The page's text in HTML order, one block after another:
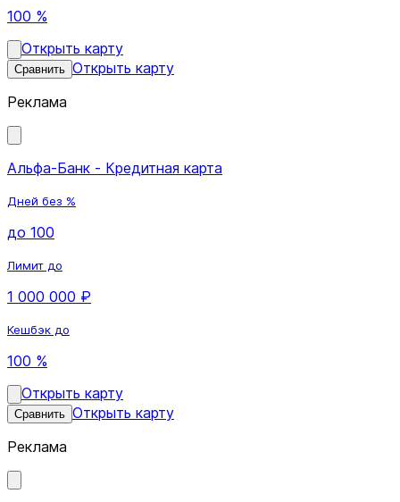
100 %
Открыть карту
Сравнить Открыть карту
Реклама
Альфа-Банк - Кредитная карта
Дней без %
до 100
Лимит до
1 000 000 ₽
Кешбэк до
100 %
Открыть карту
Сравнить Открыть карту
Реклама